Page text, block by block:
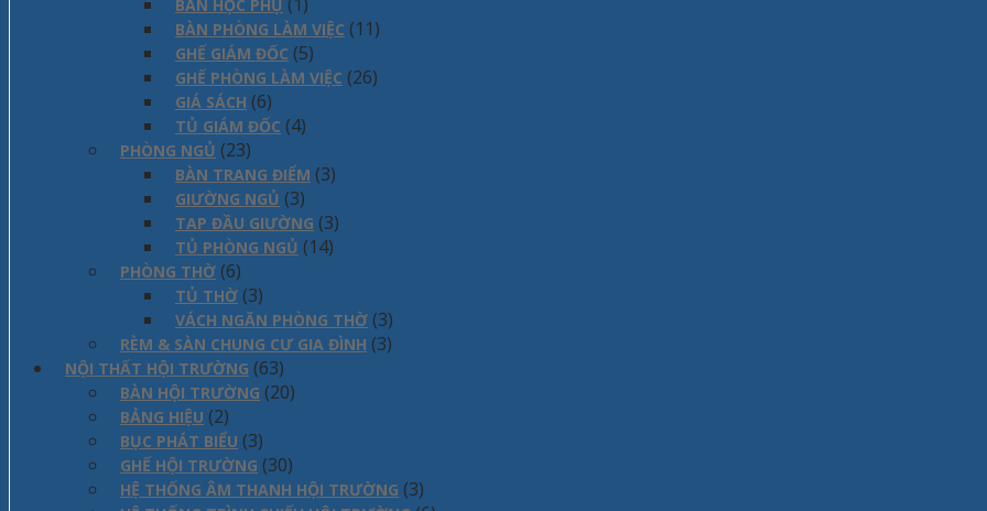
BÀN HỘC PHỤ
BÀN PHÒNG LÀM VIỆC (11)
GHẾ GIÁM ĐỐC (5)
GHẾ PHÒNG LÀM VIỆC (26)
GIÁ SÁCH (6)
TỦ GIÁM ĐỐC (4)
PHÒNG NGỦ (23)
BÀN TRANG ĐIỂM (3)
GIƯỜNG NGỦ (3)
TAP ĐẦU GIƯỜNG (3)
TỦ PHÒNG NGỦ (14)
PHÒNG THỜ (6)
TỦ THỜ (3)
VÁCH NGĂN PHÒNG THỜ (3)
RÈM & SÀN CHUNG CƯ GIA ĐÌNH (3)
NỘI THẤT HỘI TRƯỜNG (63)
BÀN HỘI TRƯỜNG (20)
BẢNG HIỆU (2)
BỤC PHÁT BIỂU (3)
GHẾ HỘI TRƯỜNG (30)
HỆ THỐNG ÂM THANH HỘI TRƯỜNG (3)